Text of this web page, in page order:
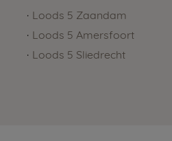
Loods 5 Zaandam
Loods 5 Amersfoort
Loods 5 Sliedrecht